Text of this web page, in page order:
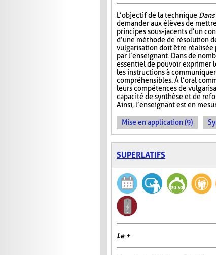
L’objectif de la technique
demander aux élèves de
principes sous-jacents d’un
d’une méthode de résolution
vulgarisation doit être
par l’enseignant. Dans de
essentiel de pouvoir exprimer
les instructions à
compréhensibles. À l’oral
leurs compétences de
capacité de synthèse et de
Ainsi, l’enseignant est en
Mise en application (9)
SUPERLATIFS
Le +